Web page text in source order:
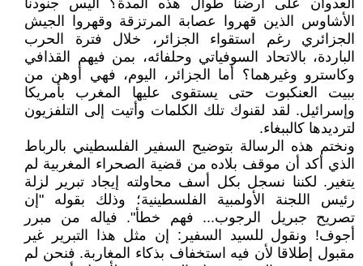
العدوان على أرضنا طوال هذه المدة؟ أليس جنودنا
الأشاوس الذين قهروا عصابة المرتزقة وقهروا الجيش
الجزائري رغم استقواء الجزائر، خلال فترة الحرب
الباردة، بالاتحاد السوفياتي وحلفائه، بمن فيهم القذافي
وكاسترو وغيرهما؟ أما الجزائر، اليوم، فهي أوهن من
ببيت العنكبوت حتى يستقوى عليها المغرب بأمريكا
وإسرائيل. لقد لقنوك تلك الكلمات وأتيت إلى التلفزيون
لترديدها كالببغاء.
ونختم هذه الرسالة بتوضيح السفير الفلسطيني بالرباط
الذي أكد أن موقف بلاده من قضية الصحراء المغربية لم
يتغير. لكننا نسجل بكل أسف محاولته إيجاد تبرير لزلة
رئيس اللجنة الأولمبية الفلسطينية؛ وذلك بقوله "إن
تصريح جبريل الرجوب... فهم خطأ". فياله من مبرر
أجوف! ونقول للسيد السفير: إن مثل هذا التبرير غير
مقبول إطلاقا لأن فيه استخفاف بذكاء المغاربة. فنحن لم